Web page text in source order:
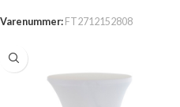
Varenummer: FT2712152808